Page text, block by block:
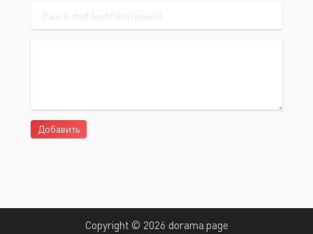
Добавить
Copyright © 2026 dorama.page